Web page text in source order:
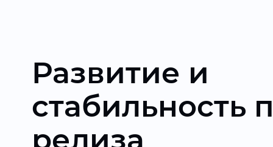
Развитие и
стабильность
релиза